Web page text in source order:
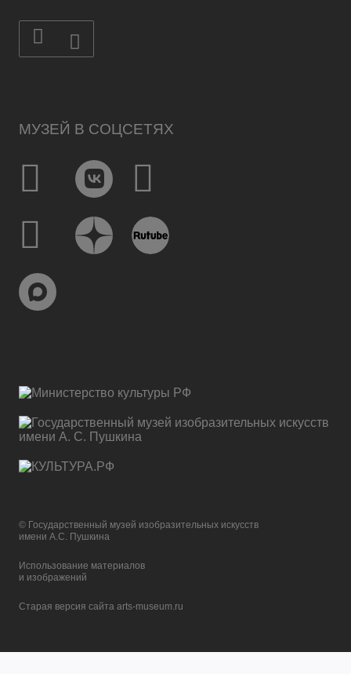
МУЗЕЙ В СОЦСЕТЯХ
© Государственный музей изобразительных искусств
имени А.С. Пушкина
Использование материалов
и изображений
Старая версия сайта arts-museum.ru